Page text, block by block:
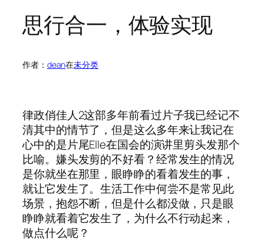
思行合一，体验实现
作者： dean在未分类
律政俏佳人2这部多年前看过片子我已经记不
清其中的情节了，但是这么多年来让我记在
心中的是片尾Elle在国会的演讲里剪头发那个
比喻。嫌头发剪的不好看？经常发生的情况
是你就坐在那里，眼睁睁的看着发生的事，
就让它发生了。生活工作中何尝不是常见此
场景，抱怨不断，但是什么都没做，只是眼
睁睁就看着它发生了，为什么不行动起来，
做点什么呢？